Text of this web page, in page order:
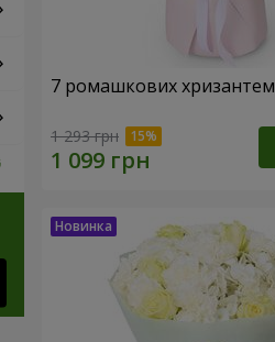
7 ромашкових хризантем
1 293 грн